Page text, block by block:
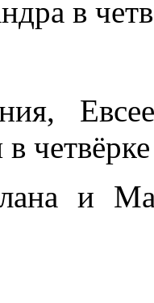
в
четвёрке
и